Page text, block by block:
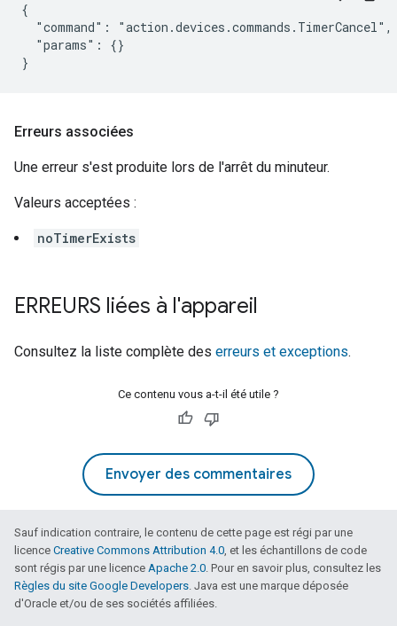
{
  "command": "action.devices.commands.TimerCancel",
  "params": {}
}
Erreurs associées
Une erreur s'est produite lors de l'arrêt du minuteur.
Valeurs acceptées :
noTimerExists
ERREURS liées à l'appareil
Consultez la liste complète des erreurs et exceptions.
Ce contenu vous a-t-il été utile ?
Envoyer des commentaires
Sauf indication contraire, le contenu de cette page est régi par une
licence Creative Commons Attribution 4.0, et les échantillons de code
sont régis par une licence Apache 2.0. Pour en savoir plus, consultez les
Règles du site Google Developers. Java est une marque déposée
d'Oracle et/ou de ses sociétés affiliées.